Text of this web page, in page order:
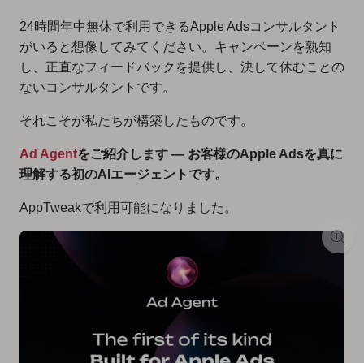
24時間年中無休で利用できるApple Adsコンサルタント
がいると想像してみてください。キャンペーンを熟知
し、正直なフィードバックを提供し、決して休むことの
ないコンサルタントです。
それこそが私たちが構築したものです。
Ad Agentをご紹介します — お客様のApple Adsを真に
理解する初のAIエージェントです。
AppTweakで利用可能になりました。